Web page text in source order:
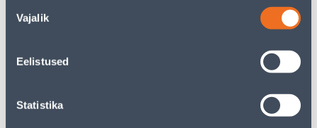
valik
Vajalik
Eelistused
Statistika